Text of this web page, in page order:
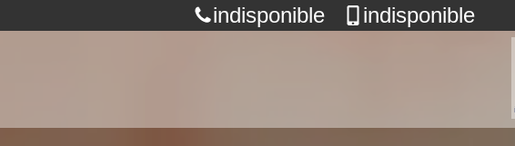
indisponible indisponible